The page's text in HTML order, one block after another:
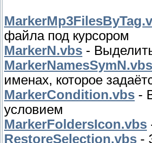
файла под курсором
MarkerN.vbs -
MarkerNamesSymN.vbs
именах, которое
MarkerCondition.vbs -
условием
MarkerFoldersIcon.vbs
RestoreSelection.vbs -